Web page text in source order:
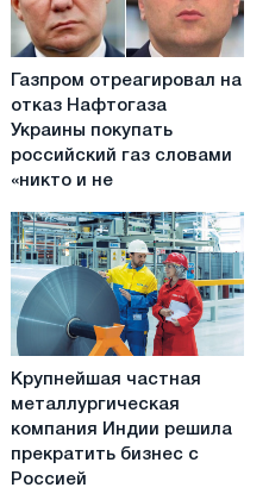
отреагировал
отказ
Нафтогаза
покупать
российский
газ
словами
«никто
и
не
предлагал»
Газпром отреагировал на
отказ Нафтогаза
Украины покупать
российский газ словами
«никто и не
Крупнейшая
частная
металлургическая
Индии
Крупнейшая частная
металлургическая
компания Индии решила
прекратить бизнес с
Россией